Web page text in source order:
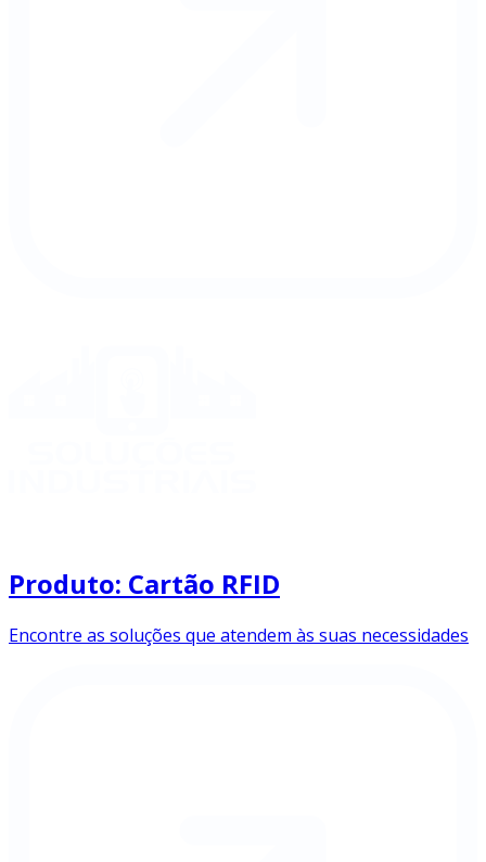
Produto: Cartão RFID
Encontre as soluções que atendem às suas necessidades